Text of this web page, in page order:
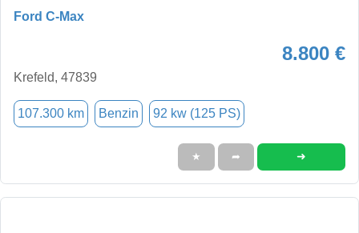
Ford C-Max
8.800 €
Krefeld, 47839
107.300 km Benzin 92 kw (125 PS)
★ ➦ ➜